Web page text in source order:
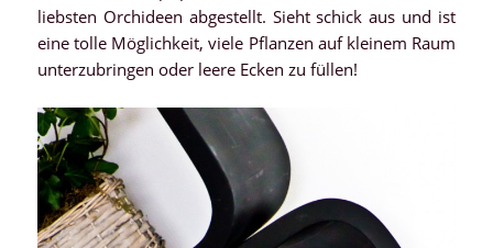
liebsten Orchideen abgestellt. Sieht schick aus und ist
eine tolle Möglichkeit, viele Pflanzen auf kleinem Raum
unterzubringen oder leere Ecken zu füllen!